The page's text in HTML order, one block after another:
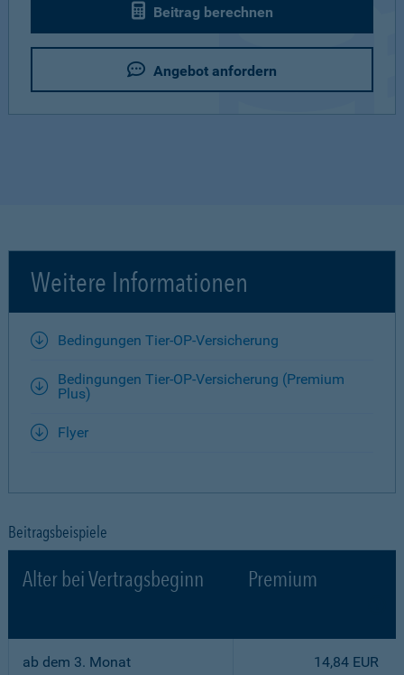
Beitrag berechnen
Angebot anfordern
Weitere Informationen
Bedingungen Tier-OP-Versicherung
Bedingungen Tier-OP-Versicherung (Premium
Plus)
Flyer
Beitragsbeispiele
Alter bei Vertragsbeginn Premium
ab dem 3. Monat 14,84 EUR